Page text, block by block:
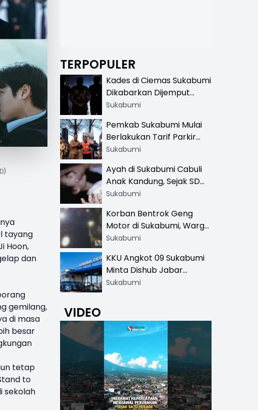
tayang
Hoon,
dan
gemilang,
di masa
besar
tetap
to
sekolah
TERPOPULER
Kades di Ciemas Sukabumi
Dikabarkan Dijemput
Satnarkoba, Polisi
Sukabumi
Pemkab Sukabumi Mulai
Berlakukan Tarif Parkir
Resmi di 13 Lokasi Wisata,
Khusus
Sukabumi
Ayah di Sukabumi Cabuli
Anak Kandung, Sejak SD
Hingga SMA
Sukabumi
Korban Bentrok Geng
Motor di Sukabumi, Warga
dan Sopir Tangki
Sukabumi
KKU Angkot 09 Sukabumi
Minta Dishub Jabar
Tertibkan Trayek Ciawi-
Sukabumi
VIDEO